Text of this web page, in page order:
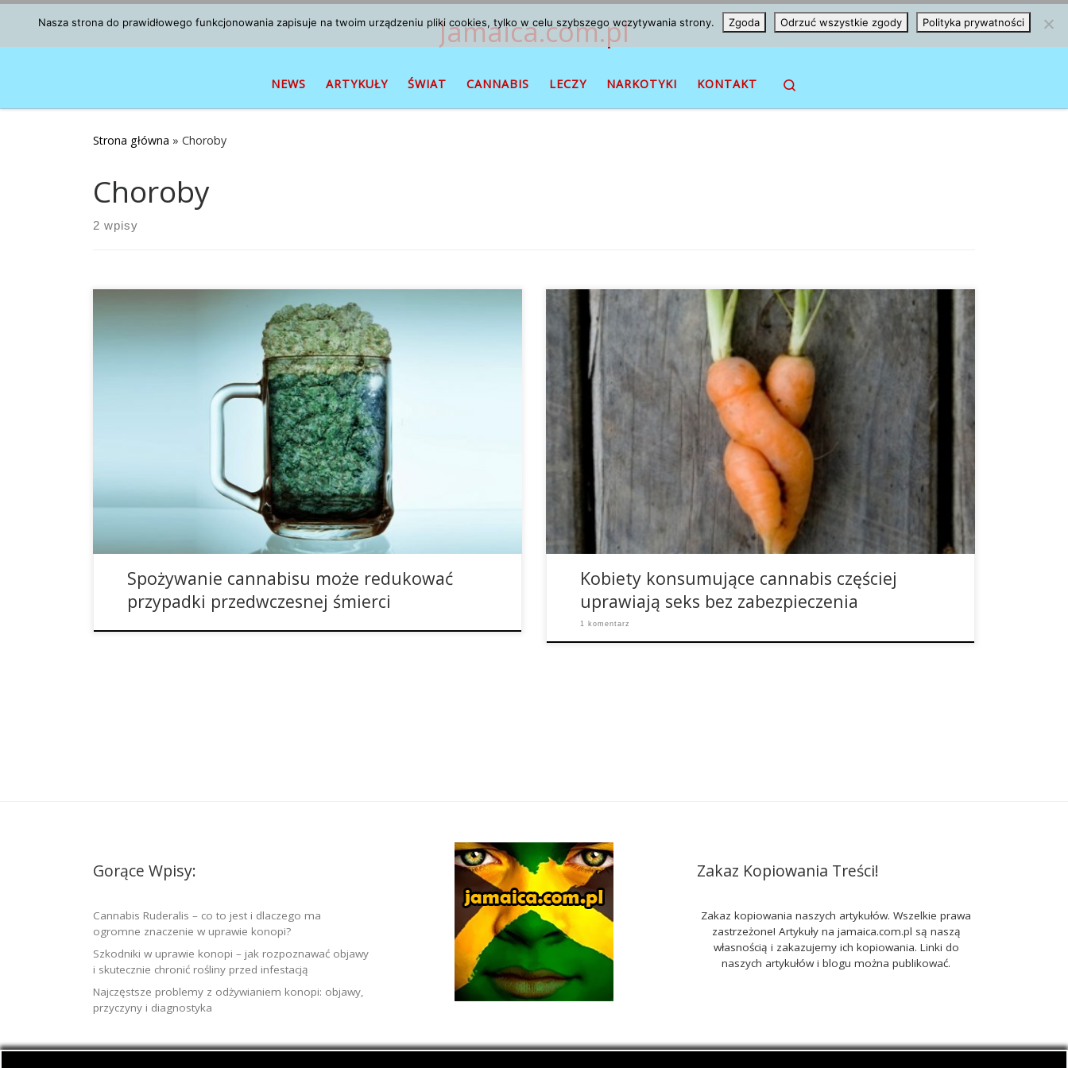
Przejdź do treści Jamaica.com.pl
NEWS ARTYKUŁY ŚWIAT CANNABIS LECZY NARKOTYKI KONTAKT
Strona główna » Choroby
Choroby
2 wpisy
Cannabis. Ten rzekomo bardzo niebezpieczny i śmiercionośny narkotyk, to
jedyny narkotyk na całym świecie, który jeszcze nie spowodował żadnego
śmiertelnego przypadku. A wręcz przeciwnie, wielu ludziom uratował on nawet
życie. Jedyną złą rzeczą w tym wszystkim jest to, że cannabis nie jest jeszcze
wszędzie legalny. Ale właśnie pojawił się kolejny […]
Spożywanie cannabisu może redukować
przypadki przedwczesnej śmierci
Niezabezpieczony seks jest ryzykowny. Rezultatem może być niechciana ciąża
albo choroby przenoszone drogą płciową. Niedawne badania wykazały, że
ryzyko seksu bez zabezpieczenia u kobiet wzrasta, gdy zażywają one
marihuanę. Większość młodych ludzi używa podczas seksu prezerwatywy. Ale
nie wszyscy i nie zawsze. Badanie osób żyjących samotnie w wieku 16-44 lat
[…]
Kobiety konsumujące cannabis częściej
uprawiają seks bez zabezpieczenia
1 komentarz
Gorące Wpisy:
Cannabis Ruderalis – co to jest i dlaczego ma
ogromne znaczenie w uprawie konopi?
Szkodniki w uprawie konopi – jak rozpoznawać objawy
i skutecznie chronić rośliny przed infestacją
Najczęstsze problemy z odżywianiem konopi: objawy,
przyczyny i diagnostyka
Zakaz Kopiowania Treści!
Zakaz kopiowania naszych artykułów. Wszelkie prawa
zastrzeżone! Artykuły na jamaica.com.pl są naszą
własnością i zakazujemy ich kopiowania. Linki do
naszych artykułów i blogu można publikować.
Nasza strona do prawidłowego funkcjonowania zapisuje na twoim urządzeniu pliki cookies, tylko w celu szybszego wczytywania strony. Zgoda Odrzuć wszystkie zgody Polityka prywatności